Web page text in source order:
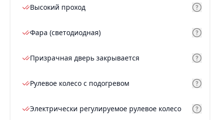
Высокий проход
Фара (светодиодная)
Призрачная дверь закрывается
Рулевое колесо с подогревом
Электрически регулируемое рулевое колесо